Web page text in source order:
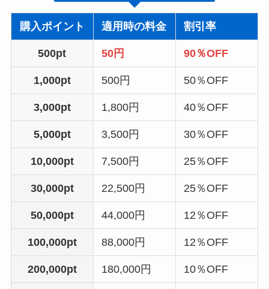
購入ポイント 適用時の料金 割引率
500pt 50円 90％OFF
1,000pt 500円 50％OFF
3,000pt 1,800円 40％OFF
5,000pt 3,500円 30％OFF
10,000pt 7,500円 25％OFF
30,000pt 22,500円 25％OFF
50,000pt 44,000円 12％OFF
100,000pt 88,000円 12％OFF
200,000pt 180,000円 10％OFF